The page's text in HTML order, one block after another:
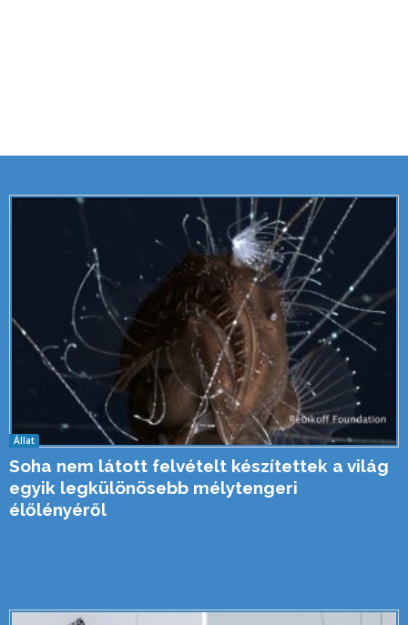
Állat
Soha nem látott felvételt készítettek a világ
egyik legkülönösebb mélytengeri
élőlényéről